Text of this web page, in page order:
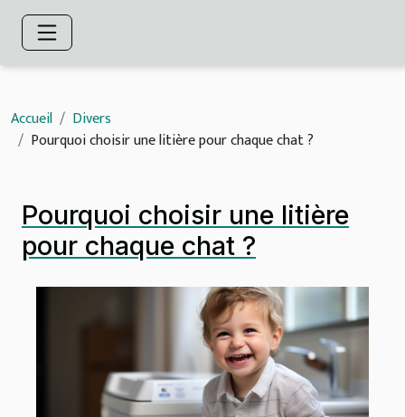
Accueil
Divers
Pourquoi choisir une litière pour chaque chat ?
Pourquoi choisir une litière
pour chaque chat ?